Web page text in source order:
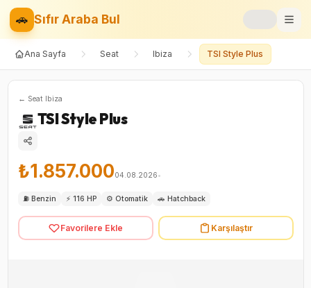
🚗 Sıfır Araba Bul
Markalar
Fiyat Listesi
📝Blog
⚡
🚙 SUV
Karşılaştır
Ana Sayfa Seat Ibiza TSI Style Plus
← Seat Ibiza
TSI Style Plus
₺1.857.00004.08.2026•
⛽ Benzin ⚡ 116 HP ⚙️ Otomatik 🚗 Hatchback
Favorilere Ekle Karşılaştır